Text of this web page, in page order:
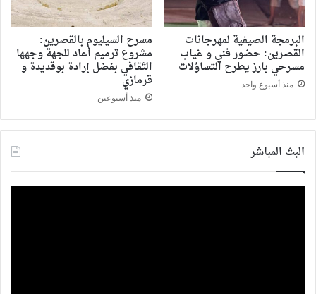
البرمجة الصيفية لمهرجانات
القصرين: حضور فني و غياب
مسرحي بارز يطرح التساؤلات
منذ أسبوع واحد
مسرح السيليوم بالقصرين:
مشروع ترميم أعاد للجهة وجهها
الثقافي بفضل إرادة بوقديدة و
قرمازي
منذ أسبوعين
البث المباشر